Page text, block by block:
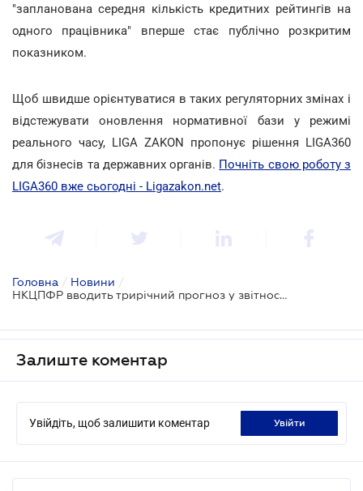
"запланована середня кількість кредитних рейтингів на
одного працівника" вперше стає публічно розкритим
показником.
Щоб швидше орієнтуватися в таких регуляторних змінах і
відстежувати оновлення нормативної бази у режимі
реального часу, LIGA ZAKON пропонує рішення LIGA360
для бізнесів та державних органів. Почніть свою роботу з
LIGA360 вже сьогодні - Ligazakon.net.
Головна / Новини /
НКЦПФР вводить трирічний прогноз у звітності та авторизації рейтингових агентств
Залиште коментар
Увійдіть, щоб залишити коментар увійти